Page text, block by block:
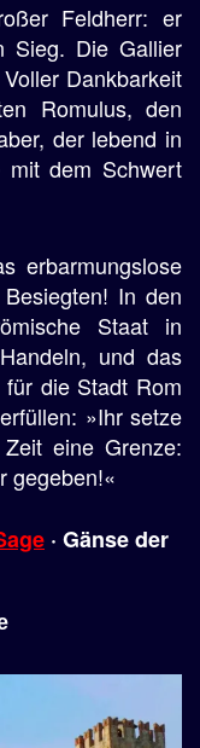
Feldherr: er
Sieg. Die Gallier
Dankbarkeit
Romulus, den
der lebend in
dem Schwert
erbarmungslose
In den
Staat in
und das
die Stadt Rom
»Ihr setze
eine Grenze:
gegeben!«
· Gänse der